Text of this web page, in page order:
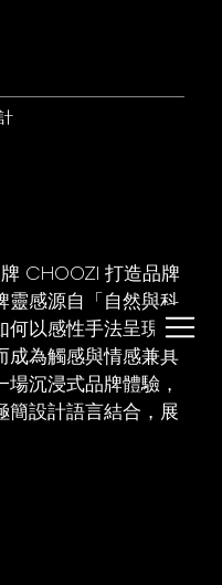
CHOOZI 打造品牌
靈感源自「自然與科
何以感性手法呈現創
成為觸感與情感兼具
沉浸式品牌體驗，
簡設計語言結合，展